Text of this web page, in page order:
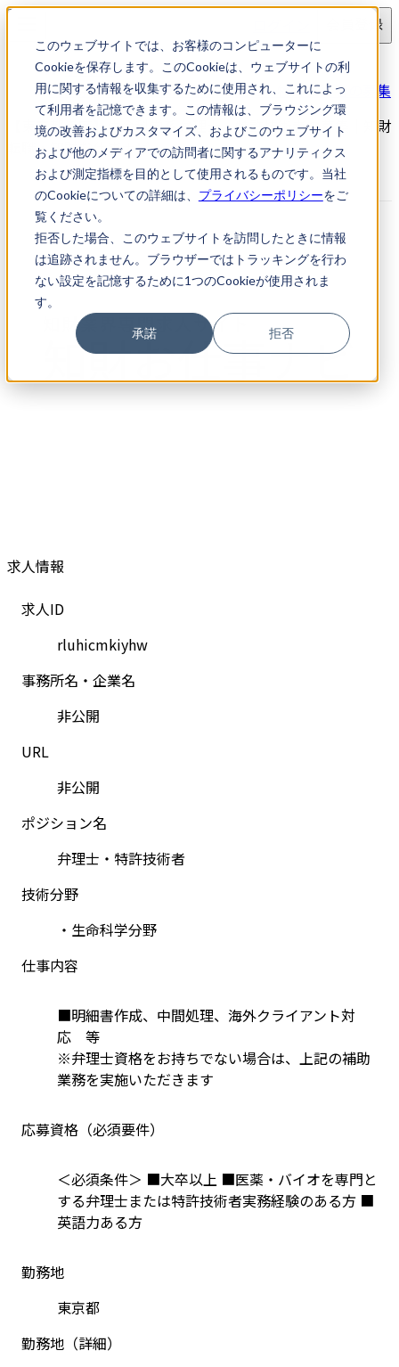
このウェブサイトでは、お客様のコンピューターに
Cookieを保存します。このCookieは、ウェブサイトの利
用に関する情報を収集するために使用され、これによっ
て利用者を記憶できます。この情報は、ブラウジング環
境の改善およびカスタマイズ、およびこのウェブサイト
および他のメディアでの訪問者に関するアナリティクス
および測定指標を目的として使用されるものです。当社
のCookieについての詳細は、 プライバシーポリシーをご
覧ください。
拒否した場合、このウェブサイトを訪問したときに情報
は追跡されません。ブラウザーではトラッキングを行わ
ない設定を記憶するために1つのCookieが使用されま
す。
承諾 拒否
会員登録
求人検索
【東京都港区】生命科学系弁理士・特許技術者の募集
【東京都港区】生命科学系弁理士・特許技術者の募集｜知財
転職・知財お仕事ナビ
求人情報
求人ID
rluhicmkiyhw
事務所名・企業名
非公開
URL
非公開
ポジション名
弁理士・特許技術者
技術分野
・生命科学分野
仕事内容
■明細書作成、中間処理、海外クライアント対
応　等
※弁理士資格をお持ちでない場合は、上記の補助
業務を実施いただきます
応募資格（必須要件）
＜必須条件＞ ■大卒以上 ■医薬・バイオを専門と
する弁理士または特許技術者実務経験のある方 ■
英語力ある方
勤務地
東京都
勤務地（詳細）